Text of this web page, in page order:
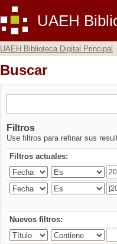
UAEH
Buscar
UAEH Biblioteca Digital Principal
Buscar
Filtros
Use filtros para refinar sus
Filtros actuales:
Nuevos filtros: